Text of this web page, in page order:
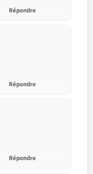
Répondre
Répondre
Répondre